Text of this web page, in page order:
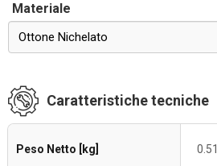
Materiale
Ottone Nichelato
Caratteristiche tecniche
Peso Netto [kg] 0.51